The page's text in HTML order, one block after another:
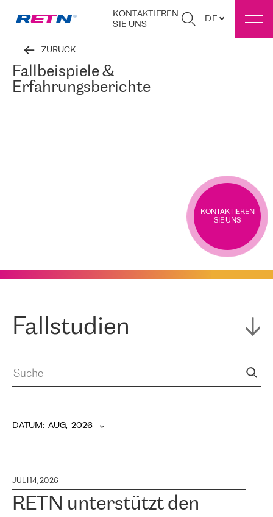
KONTAKTIEREN
SIE UNS
DE
ZURÜCK
Fallbeispiele &
Erfahrungsberichte
KONTAKTIEREN
SIE UNS
Fallstudien
DATUM: AUG,  2026
JULI 14, 2026
RETN unterstützt den